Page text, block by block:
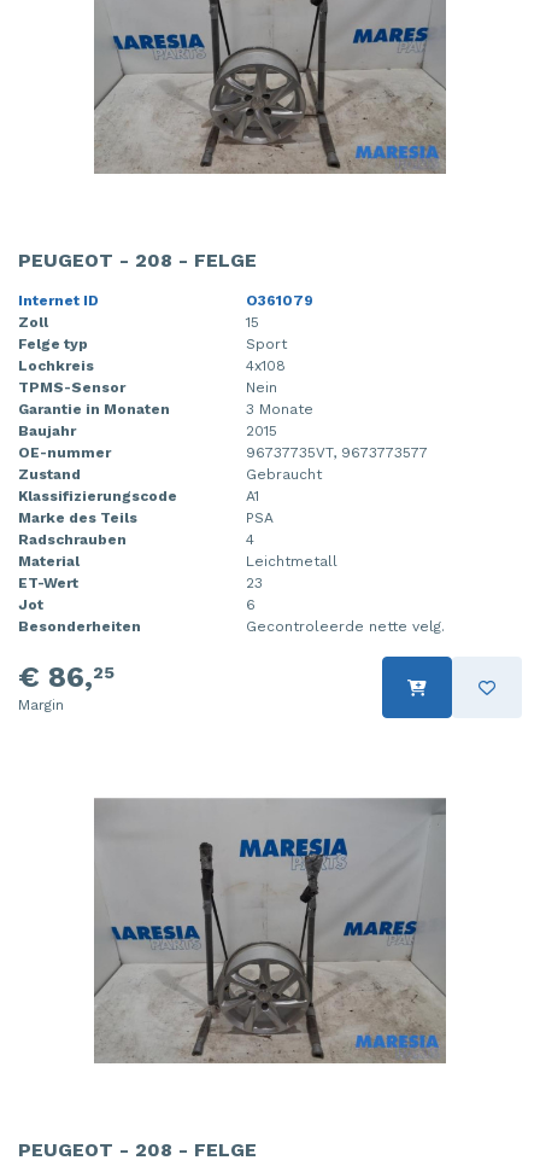
PEUGEOT - 208 - FELGE
Internet ID
O361079
Zoll
15
Felge typ
Sport
Lochkreis
4x108
TPMS-Sensor
Nein
Garantie in Monaten
3 Monate
Baujahr
2015
OE-nummer
96737735VT, 9673773577
Zustand
Gebraucht
Klassifizierungscode
A1
Marke des Teils
PSA
Radschrauben
4
Material
Leichtmetall
ET-Wert
23
Jot
6
Besonderheiten
Gecontroleerde nette velg.
€ 86,25
Margin
PEUGEOT - 208 - FELGE